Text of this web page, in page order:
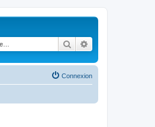
Rechercher
Connexion